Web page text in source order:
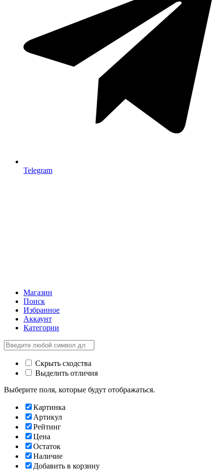
Telegram
Магазин
Поиск
Избранное
Аккаунт
Категории
Скрыть сходства
Выделить отличия
Выберите поля, которые будут отображаться.
Картинка
Артикул
Рейтинг
Цена
Остаток
Наличие
Добавить в корзину